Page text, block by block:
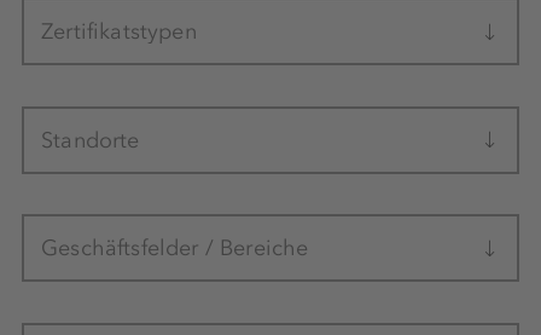
Zertifikatstypen
Standorte
Geschäftsfelder / Bereiche